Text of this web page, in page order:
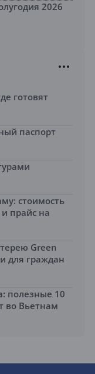
2026
готовят
паспорт
стоимость
прайс на
Green
для граждан
полезные 10
во Вьетнам